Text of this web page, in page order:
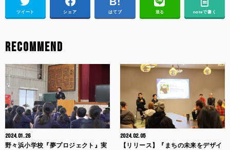
ツイート シェア はてブ 送る noteで書く
RECOMMEND
2024.01.26
野々浜小学校『夢プロジェクト』実
2024.02.05
【リリース】『まちの未来をデザイ